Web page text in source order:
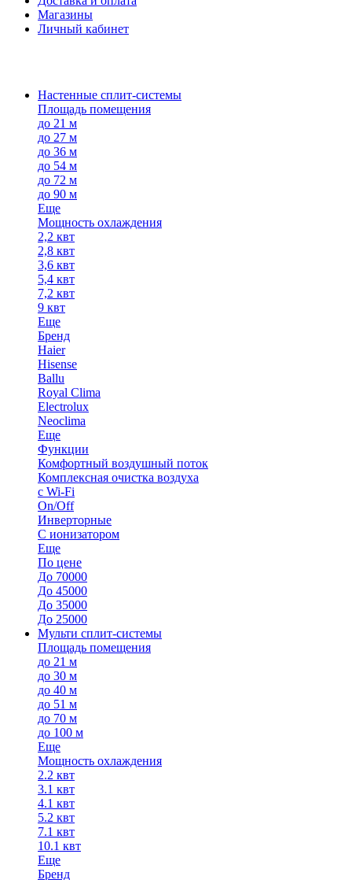
Магазины
Личный кабинет
Настенные сплит-системы
Площадь помещения
до 21 м
до 27 м
до 36 м
до 54 м
до 72 м
до 90 м
Еще
Мощность охлаждения
2,2 квт
2,8 квт
3,6 квт
5,4 квт
7,2 квт
9 квт
Еще
Бренд
Haier
Hisense
Ballu
Royal Clima
Electrolux
Neoclima
Еще
Функции
Комфортный воздушный поток
Комплексная очистка воздуха
с Wi-Fi
On/Off
Инверторные
С ионизатором
Еще
По цене
До 70000
До 45000
До 35000
До 25000
Мульти сплит-системы
Площадь помещения
до 21 м
до 30 м
до 40 м
до 51 м
до 70 м
до 100 м
Еще
Мощность охлаждения
2.2 квт
3.1 квт
4.1 квт
5.2 квт
7.1 квт
10.1 квт
Еще
Бренд